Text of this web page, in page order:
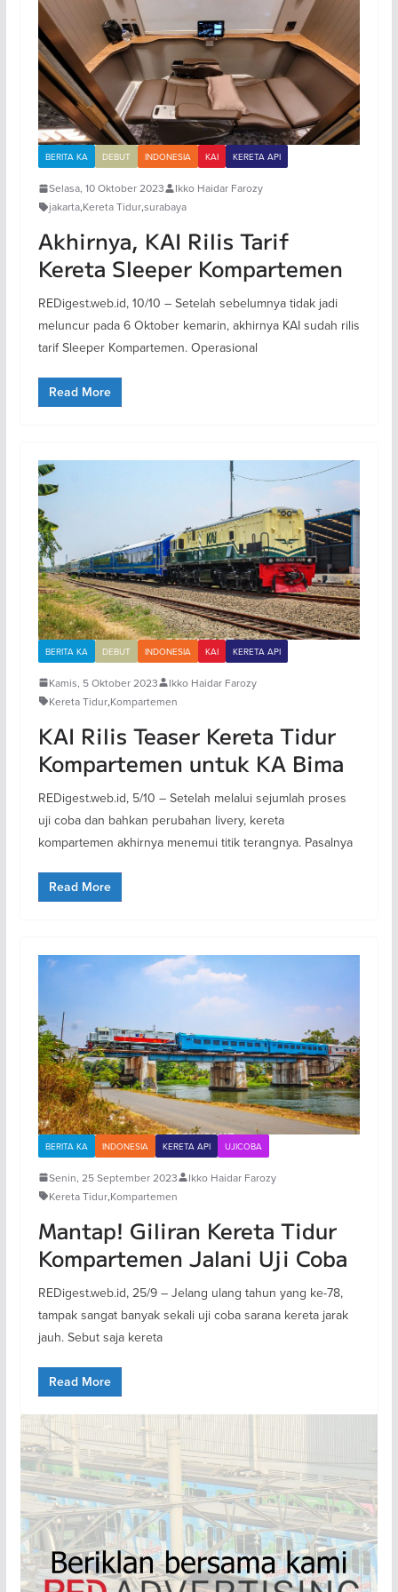
BERITA KA DEBUT INDONESIA KAI KERETA API
Selasa, 10 Oktober 2023
Ikko Haidar Farozy
jakarta,Kereta Tidur,surabaya
Akhirnya, KAI Rilis Tarif
Kereta Sleeper Kompartemen
REDigest.web.id, 10/10 – Setelah sebelumnya tidak jadi
meluncur pada 6 Oktober kemarin, akhirnya KAI sudah rilis
tarif Sleeper Kompartemen. Operasional
Read More
BERITA KA DEBUT INDONESIA KAI KERETA API
Kamis, 5 Oktober 2023
Ikko Haidar Farozy
Kereta Tidur,Kompartemen
KAI Rilis Teaser Kereta Tidur
Kompartemen untuk KA Bima
REDigest.web.id, 5/10 – Setelah melalui sejumlah proses
uji coba dan bahkan perubahan livery, kereta
kompartemen akhirnya menemui titik terangnya. Pasalnya
Read More
BERITA KA INDONESIA KERETA API UJICOBA
Senin, 25 September 2023
Ikko Haidar Farozy
Kereta Tidur,Kompartemen
Mantap! Giliran Kereta Tidur
Kompartemen Jalani Uji Coba
REDigest.web.id, 25/9 – Jelang ulang tahun yang ke-78,
tampak sangat banyak sekali uji coba sarana kereta jarak
jauh. Sebut saja kereta
Read More